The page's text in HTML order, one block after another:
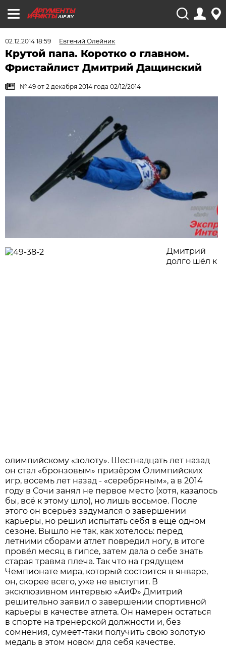
AIF.BY
02.12.2014 18:59 Евгений Олейник
Крутой папа. Коротко о главном.
Фристайлист Дмитрий Дащинский
№ 49 от 2 декабря 2014 года 02/12/2014
Дмитрий
долго шёл к
олимпийскому «золоту». Шестнадцать лет назад
он стал «бронзовым» призёром Олимпийских
игр, восемь лет назад - «серебряным», а в 2014
году в Сочи занял не первое место (хотя, казалось
бы, всё к этому шло), но лишь восьмое. После
этого он всерьёз задумался о завершении
карьеры, но решил испытать себя в ещё одном
сезоне. Вышло не так, как хотелось: перед
летними сборами атлет повредил ногу, в итоге
провёл месяц в гипсе, затем дала о себе знать
старая травма плеча. Так что на грядущем
Чемпионате мира, который состоится в январе,
он, скорее всего, уже не выступит. В
эксклюзивном интервью «АиФ» Дмитрий
решительно заявил о завершении спортивной
карьеры в качестве атлета. Он намерен остаться
в спорте на тренерской должности и, без
сомнения, сумеет-таки получить свою золотую
медаль в этом новом для себя качестве.